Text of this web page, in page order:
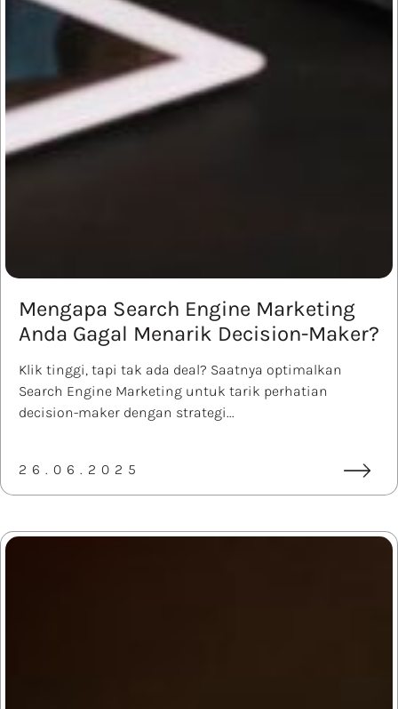
Mengapa Search Engine Marketing
Anda Gagal Menarik Decision-Maker?
Klik tinggi, tapi tak ada deal? Saatnya optimalkan
Search Engine Marketing untuk tarik perhatian
decision-maker dengan strategi...
26.06.2025